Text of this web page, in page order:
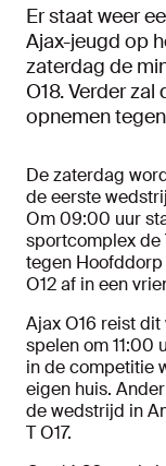
Er staat weer
Ajax-jeugd op
zaterdag de
O18. Verder
opnemen tegen
De zaterdag
de eerste
Om 09:00 uur
sportcomplex de
tegen Hoofddorp
O12 af in een
Ajax O16 reist
spelen om 11:00
in de competitie
eigen huis.
de wedstrijd in
T O17.